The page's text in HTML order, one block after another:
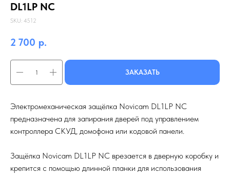
DL1LP NC
SKU: 4512
2 700 р.
ЗАКАЗАТЬ
Электромеханическая защёлка Novicam DL1LP NC
предназначена для запирания дверей под управлением
контроллера СКУД, домофона или кодовой панели.
Защёлка Novicam DL1LP NC врезается в дверную коробку и
крепится с помощью длинной планки для использования